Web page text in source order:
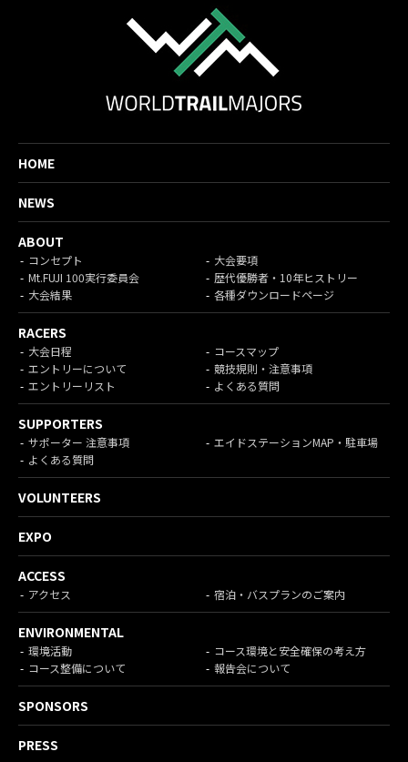
HOME
NEWS
ABOUT
コンセプト
大会要項
Mt.FUJI 100実行委員会
歴代優勝者・10年ヒストリー
大会結果
各種ダウンロードページ
RACERS
大会日程
コースマップ
エントリーについて
競技規則・注意事項
エントリーリスト
よくある質問
SUPPORTERS
サポーター 注意事項
エイドステーションMAP・駐車場
よくある質問
VOLUNTEERS
EXPO
ACCESS
アクセス 宿泊・バスプランのご案内
ENVIRONMENTAL
環境活動
コース環境と安全確保の考え方
コース整備について
報告会について
SPONSORS
PRESS